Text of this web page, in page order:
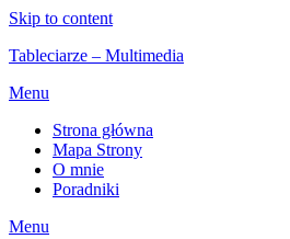
Skip to content
Tableciarze – Multimedia
Menu
Strona główna
Mapa Strony
O mnie
Poradniki
Menu